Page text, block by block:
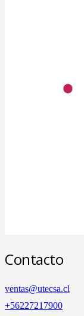
Contacto
ventas@utecsa.cl
+56227217900